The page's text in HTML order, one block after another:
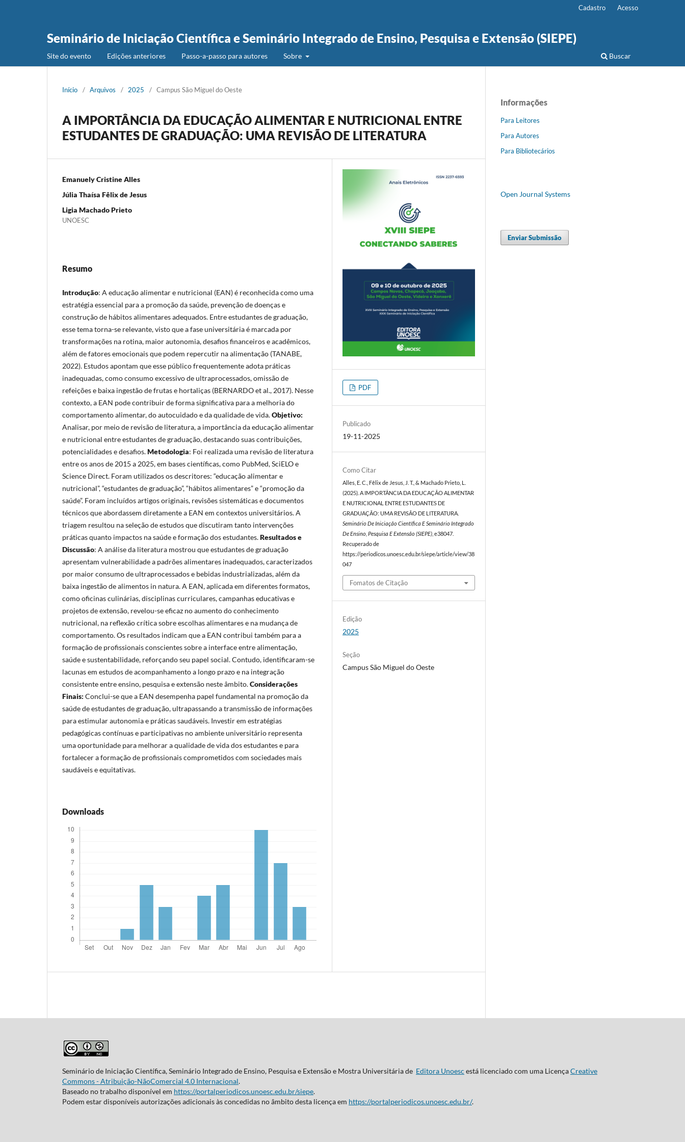
Seminário de Iniciação Científica e Seminário Integrado de Ensino, Pesquisa e Extensão (SIEPE)
Site do evento Edições anteriores Passo-a-passo para autores Sobre Buscar
Cadastro Acesso
Início / Arquivos / 2025 / Campus São Miguel do Oeste
A IMPORTÂNCIA DA EDUCAÇÃO ALIMENTAR E NUTRICIONAL ENTRE
ESTUDANTES DE GRADUAÇÃO: UMA REVISÃO DE LITERATURA
Emanuely Cristine Alles
Júlia Thaísa Fêlix de Jesus
Ligia Machado Prieto
UNOESC
Resumo
Introdução: A educação alimentar e nutricional (EAN) é reconhecida como uma
estratégia essencial para a promoção da saúde, prevenção de doenças e
construção de hábitos alimentares adequados. Entre estudantes de graduação,
esse tema torna-se relevante, visto que a fase universitária é marcada por
transformações na rotina, maior autonomia, desafios financeiros e acadêmicos,
além de fatores emocionais que podem repercutir na alimentação (TANABE,
2022). Estudos apontam que esse público frequentemente adota práticas
inadequadas, como consumo excessivo de ultraprocessados, omissão de
refeições e baixa ingestão de frutas e hortaliças (BERNARDO et al., 2017). Nesse
contexto, a EAN pode contribuir de forma significativa para a melhoria do
comportamento alimentar, do autocuidado e da qualidade de vida.Objetivo:
Analisar, por meio de revisão de literatura, a importância da educação alimentar
e nutricional entre estudantes de graduação, destacando suas contribuições,
potencialidades e desafios.Metodologia: Foi realizada uma revisão de literatura
entre os anos de 2015 a 2025, em bases científicas, como PubMed, SciELO e
Science Direct. Foram utilizados os descritores: “educação alimentar e
nutricional”, “estudantes de graduação”, “hábitos alimentares” e “promoção da
saúde”. Foram incluídos artigos originais, revisões sistemáticas e documentos
técnicos que abordassem diretamente a EAN em contextos universitários. A
triagem resultou na seleção de estudos que discutiram tanto intervenções
práticas quanto impactos na saúde e formação dos estudantes.Resultados e
Discussão: A análise da literatura mostrou que estudantes de graduação
apresentam vulnerabilidade a padrões alimentares inadequados, caracterizados
por maior consumo de ultraprocessados e bebidas industrializadas, além da
baixa ingestão de alimentos in natura. A EAN, aplicada em diferentes formatos,
como oficinas culinárias, disciplinas curriculares, campanhas educativas e
projetos de extensão, revelou-se eficaz no aumento do conhecimento
nutricional, na reflexão crítica sobre escolhas alimentares e na mudança de
comportamento. Os resultados indicam que a EAN contribui também para a
formação de profissionais conscientes sobre a interface entre alimentação,
saúde e sustentabilidade, reforçando seu papel social. Contudo, identificaram-se
lacunas em estudos de acompanhamento a longo prazo e na integração
consistente entre ensino, pesquisa e extensão neste âmbito.Considerações
Finais: Conclui-se que a EAN desempenha papel fundamental na promoção da
saúde de estudantes de graduação, ultrapassando a transmissão de informações
para estimular autonomia e práticas saudáveis. Investir em estratégias
pedagógicas contínuas e participativas no ambiente universitário representa
uma oportunidade para melhorar a qualidade de vida dos estudantes e para
fortalecer a formação de profissionais comprometidos com sociedades mais
saudáveis e equitativas.
Downloads
PDF
Publicado
19-11-2025
Como Citar
Alles, E. C., Fêlix de Jesus, J. T., & Machado Prieto, L.
(2025). A IMPORTÂNCIA DA EDUCAÇÃO ALIMENTAR
E NUTRICIONAL ENTRE ESTUDANTES DE
GRADUAÇÃO: UMA REVISÃO DE LITERATURA.
Seminário De Iniciação Científica E Seminário Integrado
De Ensino, Pesquisa E Extensão (SIEPE), e38047.
Recuperado de
https://periodicos.unoesc.edu.br/siepe/article/view/38
047
Fomatos de Citação
Edição
2025
Seção
Campus São Miguel do Oeste
Informações
Para Leitores
Para Autores
Para Bibliotecários
Open Journal Systems
Enviar Submissão
Seminário de Iniciação Científica, Seminário Integrado de Ensino, Pesquisa e Extensão e Mostra Universitária de Editora Unoesc está licenciado com uma LicençaCreative
Commons - Atribuição-NãoComercial 4.0 Internacional.
Baseado no trabalho disponível em https://portalperiodicos.unoesc.edu.br/siepe.
Podem estar disponíveis autorizações adicionais às concedidas no âmbito desta licença em https://portalperiodicos.unoesc.edu.br/.